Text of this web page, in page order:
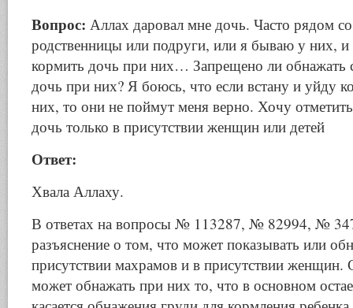
Вопрос: Аллах даровал мне дочь. Часто рядом
родственницы или подруги, или я бываю у них, и
кормить дочь при них… Запрещено ли обнажать
дочь при них? Я боюсь, что если встану и уйду
них, то они не поймут меня верно. Хочу
дочь только в присутствии женщин или детей
Ответ:
Хвала Аллаху.
В ответах на вопросы № 113287, № 82994, №
разъяснение о том, что может показывать или
присутствии махрамов и в присутствии женщин.
может обнажать при них то, что в основном